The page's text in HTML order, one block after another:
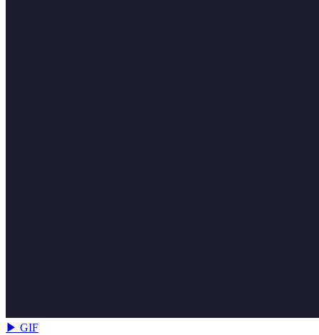
▶ GIF